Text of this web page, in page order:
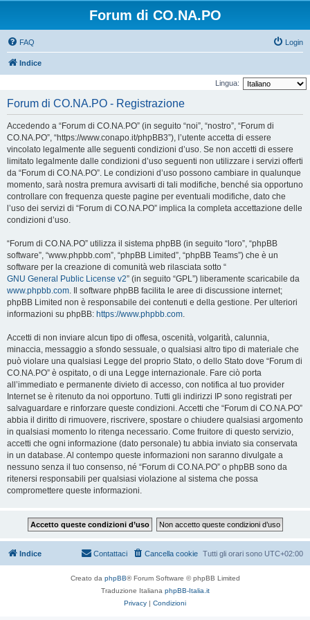
Forum di CO.NA.PO
FAQ Login
Indice
Lingua:
Forum di CO.NA.PO - Registrazione
Accedendo a “Forum di CO.NA.PO” (in seguito “noi”, “nostro”, “Forum di
CO.NA.PO”, “https://www.conapo.it/phpBB3”), l’utente accetta di essere
vincolato legalmente alle seguenti condizioni d’uso. Se non accetti di essere
limitato legalmente dalle condizioni d’uso seguenti non utilizzare i servizi offerti
da “Forum di CO.NA.PO”. Le condizioni d’uso possono cambiare in qualunque
momento, sarà nostra premura avvisarti di tali modifiche, benché sia opportuno
controllare con frequenza queste pagine per eventuali modifiche, dato che
l’uso dei servizi di “Forum di CO.NA.PO” implica la completa accettazione delle
condizioni d’uso.
“Forum di CO.NA.PO” utilizza il sistema phpBB (in seguito “loro”, “phpBB
software”, “www.phpbb.com”, “phpBB Limited”, “phpBB Teams”) che è un
software per la creazione di comunità web rilasciata sotto “
GNU General Public License v2” (in seguito “GPL”) liberamente scaricabile da
www.phpbb.com. Il software phpBB facilita le aree di discussione internet;
phpBB Limited non è responsabile dei contenuti e della gestione. Per ulteriori
informazioni su phpBB: https://www.phpbb.com.
Accetti di non inviare alcun tipo di offesa, oscenità, volgarità, calunnia,
minaccia, messaggio a sfondo sessuale, o qualsiasi altro tipo di materiale che
può violare una qualsiasi Legge del proprio Stato, o dello Stato dove “Forum di
CO.NA.PO” è ospitato, o di una Legge internazionale. Fare ciò porta
all’immediato e permanente divieto di accesso, con notifica al tuo provider
Internet se è ritenuto da noi opportuno. Tutti gli indirizzi IP sono registrati per
salvaguardare e rinforzare queste condizioni. Accetti che “Forum di CO.NA.PO”
abbia il diritto di rimuovere, riscrivere, spostare o chiudere qualsiasi argomento
in qualsiasi momento lo ritenga necessario. Come fruitore di questo servizio,
accetti che ogni informazione (dato personale) tu abbia inviato sia conservata
in un database. Al contempo queste informazioni non saranno divulgate a
nessuno senza il tuo consenso, né “Forum di CO.NA.PO” o phpBB sono da
ritenersi responsabili per qualsiasi violazione al sistema che possa
compromettere queste informazioni.
Indice Tutti gli orari sono UTC+02:00
Cancella cookie
Contattaci
Creato da phpBB® Forum Software © phpBB Limited
Traduzione Italiana phpBB-Italia.it
Privacy | Condizioni